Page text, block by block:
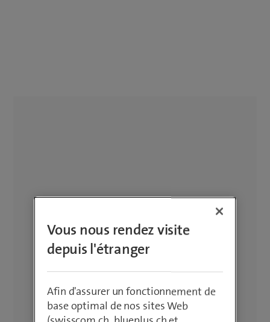
Vous nous rendez visite
depuis l'étranger
Afin d'assurer un fonctionnement de
base optimal de nos sites Web